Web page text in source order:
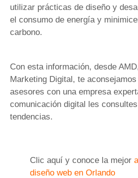
utilizar prácticas de diseño y
el consumo de energía y
carbono.
Con esta información, desde
Marketing Digital, te
asesores con una empresa
comunicación digital les
tendencias.
Clic aquí y conoce la mejor
diseño web en Orlando